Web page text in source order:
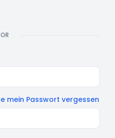
OR
mein Passwort vergessen